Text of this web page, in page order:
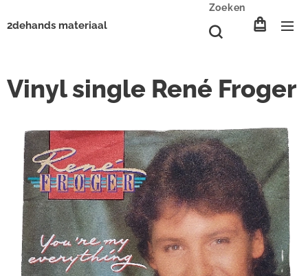
2dehands materiaal
Zoeken
Vinyl single René Froger